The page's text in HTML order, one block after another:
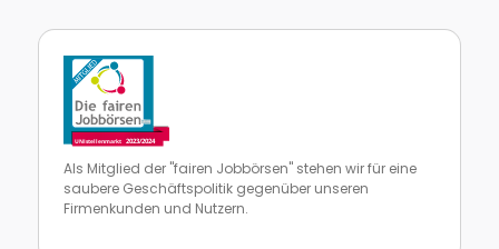
Als Mitglied der "fairen Jobbörsen" stehen wir für eine
saubere Geschäftspolitik gegenüber unseren
Firmenkunden und Nutzern.